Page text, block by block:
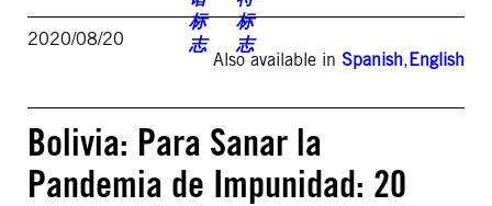
2020/08/20
Also available in Spanish,English
Bolivia: Para Sanar la
Pandemia de Impunidad: 20